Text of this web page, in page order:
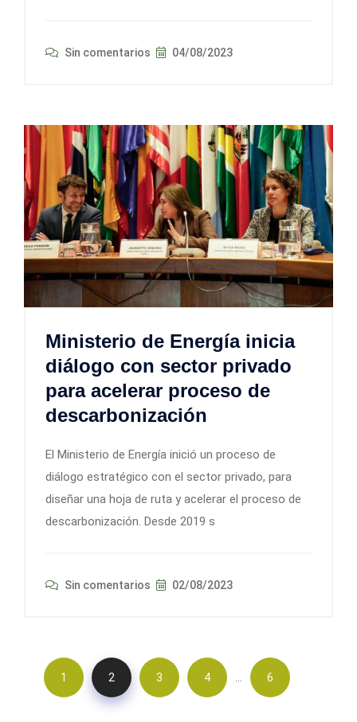
Sin comentarios 04/08/2023
Ministerio de Energía inicia
diálogo con sector privado
para acelerar proceso de
descarbonización
El Ministerio de Energía inició un proceso de
diálogo estratégico con el sector privado, para
diseñar una hoja de ruta y acelerar el proceso de
descarbonización. Desde 2019 s
Sin comentarios 02/08/2023
1 2 3 4 … 6